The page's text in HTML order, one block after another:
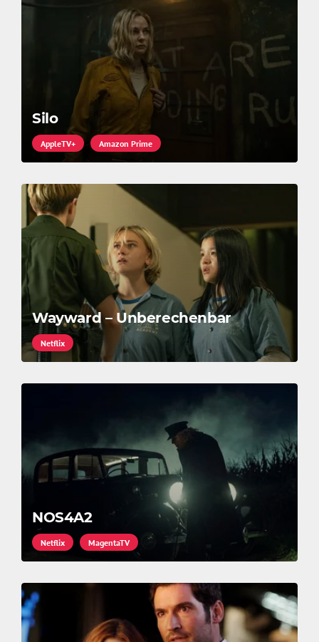
Silo
AppleTV+ Amazon Prime
Wayward – Unberechenbar
Netflix
NOS4A2
Netflix MagentaTV